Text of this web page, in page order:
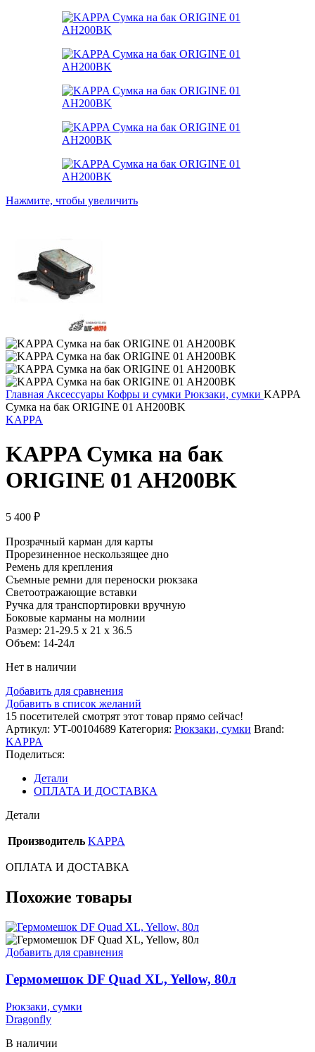
Нажмите, чтобы увеличить
Главная Аксессуары Кофры и сумки Рюкзаки, сумки KAPPA
Сумка на бак ORIGINE 01 AH200BK
KAPPA
KAPPA Сумка на бак
ORIGINE 01 AH200BK
5 400 ₽
Прозрачный карман для карты
Прорезиненное нескользящее дно
Ремень для крепления
Съемные ремни для переноски рюкзака
Светоотражающие вставки
Ручка для транспортировки вручную
Боковые карманы на молнии
Размер: 21-29.5 х 21 х 36.5
Объем: 14-24л
Нет в наличии
Добавить для сравнения
Добавить в список желаний
15 посетителей смотрят этот товар прямо сейчас!
Артикул: УТ-00104689 Категория: Рюкзаки, сумки Brand:
KAPPA
Поделиться:
Детали
ОПЛАТА И ДОСТАВКА
Детали
Производитель KAPPA
ОПЛАТА И ДОСТАВКА
Похожие товары
Добавить для сравнения
Гермомешок DF Quad XL, Yellow, 80л
Рюкзаки, сумки
Dragonfly
В наличии